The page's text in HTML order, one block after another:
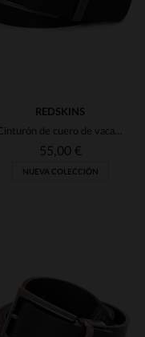
TALLAS DISPONIBLES
REDSKINS
Cinturón de cuero de vaca negro
55,00 €
NUEVA COLECCIÓN